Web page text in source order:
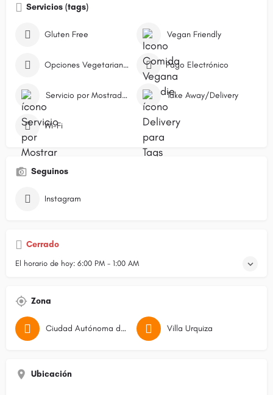
Servicios (tags)
Gluten Free Vegan Friendly
Opciones Vegetarianas Pago Electrónico
Servicio por Mostrador/Caja Take Away/Delivery
Wi-Fi
Seguinos
Instagram
Cerrado
El horario de hoy: 6:00 PM - 1:00 AM
Zona
Ciudad Autónoma de Buenos Aires Villa Urquiza
Ubicación